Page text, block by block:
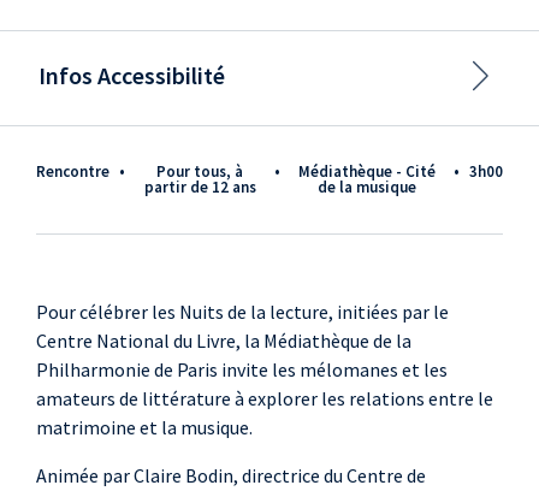
Rencontre • pour tous, à
partir de 12 ans
• Médiathèque - Cité
de la musique
• 3h00
Pour célébrer les Nuits de la lecture, initiées par le
Centre National du Livre, la Médiathèque de la
Philharmonie de Paris invite les mélomanes et les
amateurs de littérature à explorer les relations entre le
matrimoine et la musique.
Animée par Claire Bodin, directrice du Centre de
Infos Accessibilité